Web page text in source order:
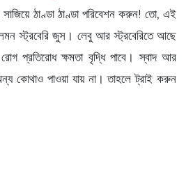
ঠাণ্ডা ঠাণ্ডা পরিবেশন করুন! তো, এই
স্ট্রবেরি জুস। লেবু আর স্ট্রবেরিতে আছে
প্রতিরোধ ক্ষমতা বৃদ্ধি পাবে। স্বাদ আর
কোথাও পাওয়া যায় না। তাহলে ট্রাই করুন